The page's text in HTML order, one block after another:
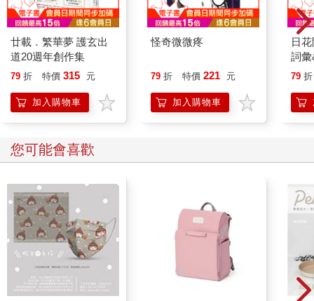
廿載．繁華夢 護玄出
道20週年創作集
79 折 特價 315 元
加入購物車
怪奇微微疼
79 折 特價 221 元
加入購物車
日
詞
79 折
您可能會喜歡